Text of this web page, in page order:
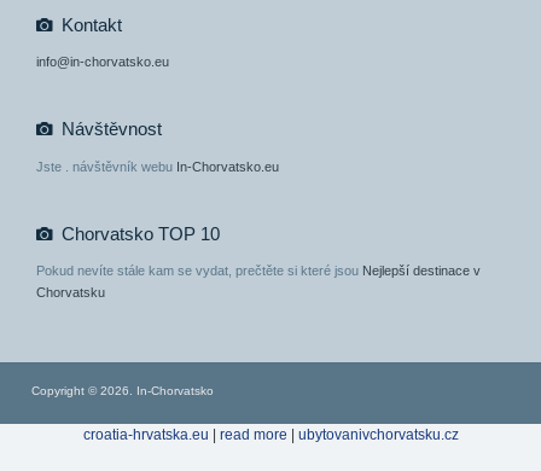
Kontakt
info@in-chorvatsko.eu
Návštěvnost
Jste . návštěvník webu In-Chorvatsko.eu
Chorvatsko TOP 10
Pokud nevíte stále kam se vydat, prečtěte si které jsou Nejlepší destinace v
Chorvatsku
Copyright © 2026. In-Chorvatsko
croatia-hrvatska.eu | read more | ubytovanivchorvatsku.cz